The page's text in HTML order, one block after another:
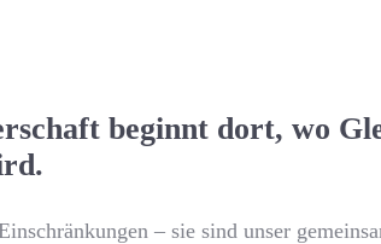
beginnt dort, wo
– sie sind unser